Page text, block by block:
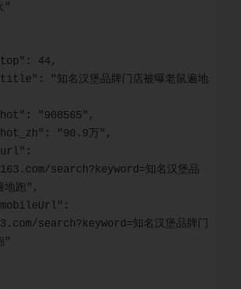
"
"top": 44,
"hot": "908565",
"hot_zh": "90.9万",
search?keyword=知名汉堡品
地跑",
search?keyword=知名汉堡品牌门
"